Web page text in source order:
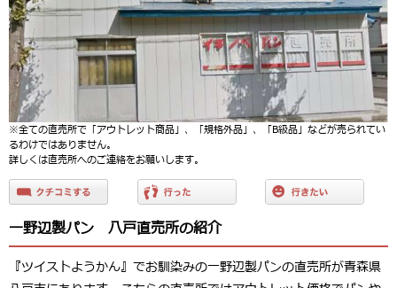
※全ての直売所で「アウトレット商品」、「規格外品」、「B級品」などが売られてい
るわけではありません。
詳しくは直売所へのご連絡をお願いします。
一野辺製パン 八戸直売所の紹介
『ツイストようかん』でお馴染みの一野辺製パンの直売所が青森県